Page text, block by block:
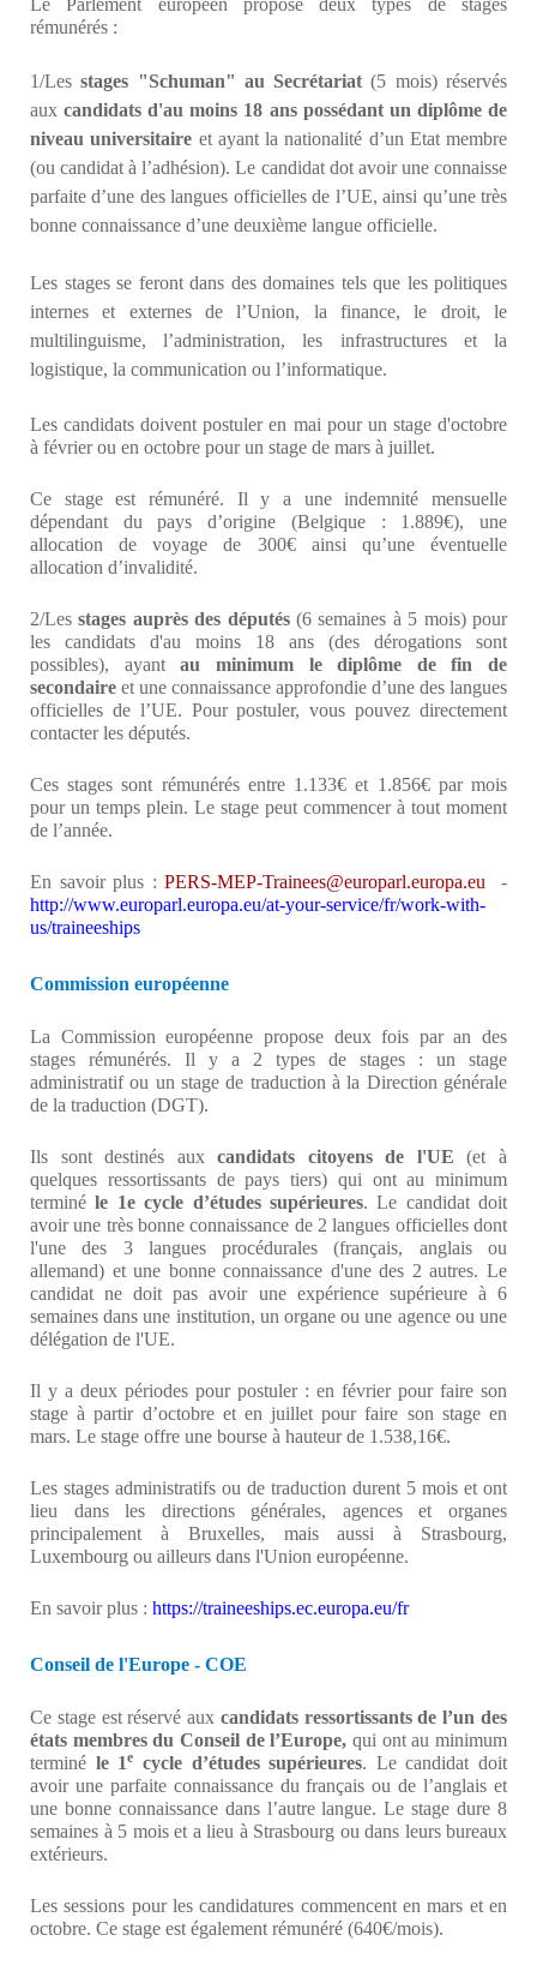
rémunérés :
1/Lesstages "Schuman" au Secrétariat (5 mois) réservés
aux candidats d'au moins 18 ans possédant un diplôme de
niveau universitaire et ayant la nationalité d’un Etat membre
(ou candidat à l’adhésion). Le candidat dot avoir une connaisse
parfaite d’une des langues officielles de l’UE, ainsi qu’une très
bonne connaissance d’une deuxième langue officielle.
Les stages se feront dans des domaines tels que les politiques
internes et externes de l’Union, la finance, le droit, le
multilinguisme, l’administration, les infrastructures et la
logistique, la communication ou l’informatique.
Les candidats doivent postuler en mai pour un stage d'octobre
à février ou en octobre pour un stage de mars à juillet.
Ce stage est rémunéré. Il y a une indemnité mensuelle
dépendant du pays d’origine (Belgique : 1.889€), une
allocation de voyage de 300€ ainsi qu’une éventuelle
allocation d’invalidité.
2/Lesstages auprès des députés(6 semaines à 5 mois) pour
les candidats d'au moins 18 ans (des dérogations sont
possibles), ayantau minimum le diplôme de fin de
secondaire et une connaissance approfondie d’une des langues
officielles de l’UE. Pour postuler, vous pouvez directement
contacter les députés.
Ces stages sont rémunérés entre 1.133€ et 1.856€ par mois
pour un temps plein. Le stage peut commencer à tout moment
de l’année.
En savoir plus : PERS-MEP-Trainees@europarl.europa.eu
-
http://www.europarl.europa.eu/at-your-service/fr/work-with-
us/traineeships
Commission européenne
La Commission européenne propose deux fois par an des
stages rémunérés. Il y a 2 types de stages : un stage
administratif ou un stage de traduction à la Direction générale
de la traduction (DGT).
Ils sont destinés auxcandidats citoyens de l'UE(et à
quelques ressortissants de pays tiers) qui ont au minimum
terminé le 1e cycle d’études supérieures. Le candidat doit
avoir une très bonne connaissance de 2 langues officielles dont
l'une des 3 langues procédurales (français, anglais ou
allemand) et une bonne connaissance d'une des 2 autres. Le
candidat ne doit pas avoir une expérience supérieure à 6
semaines dans une institution, un organe ou une agence ou une
délégation de l'UE.
Il y a deux périodes pour postuler : en février pour faire son
stage à partir d’octobre et en juillet pour faire son stage en
mars. Le stage offre une bourse à hauteur de 1.538,16€.
Les stages administratifs ou de traduction durent 5 mois et ont
lieu dans les directions générales, agences et organes
principalement à Bruxelles, mais aussi à Strasbourg,
Luxembourg ou ailleurs dans l'Union européenne.
En savoir plus : https://traineeships.ec.europa.eu/fr
Conseil de l'Europe - COE
Ce stage est réservé aux candidats ressortissants de l’un des
états membres du Conseil de l’Europe, qui ont au minimum
terminé le 1e cycle d’études supérieures. Le candidat doit
avoir une parfaite connaissance du français ou de l’anglais et
une bonne connaissance dans l’autre langue. Le stage dure 8
semaines à 5 mois et a lieu à Strasbourg ou dans leurs bureaux
extérieurs.
Les sessions pour les candidatures commencent en mars et en
octobre. Ce stage est également rémunéré (640€/mois).